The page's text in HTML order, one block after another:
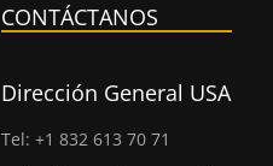
CONTÁCTANOS
Dirección General USA
Tel: +1 832 613 70 71